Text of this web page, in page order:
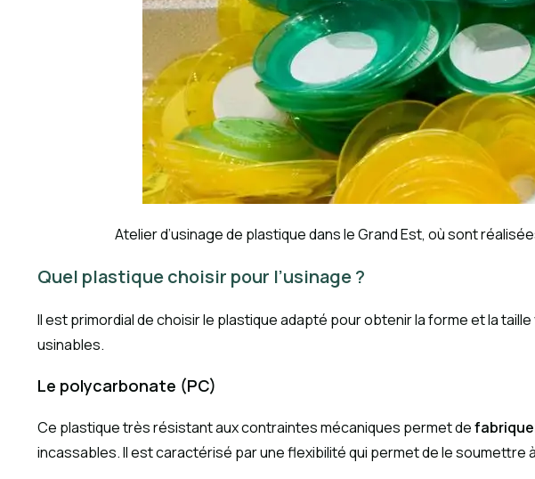
Atelier d’usinage de plastique dans le Grand Est, où sont
Quel plastique choisir pour l’usinage ?
Il est primordial de choisir le plastique adapté pour obtenir la forme et la
usinables.
Le polycarbonate (PC)
Ce plastique très résistant aux contraintes mécaniques permet de
incassables. Il est caractérisé par une flexibilité qui permet de le soumettre